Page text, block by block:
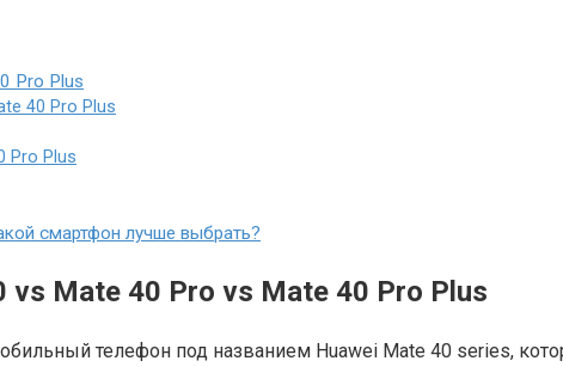
Pro Plus
40 Pro Plus
Pro Plus
смартфон лучше выбрать?
Mate 40 Pro vs Mate 40 Pro Plus
телефон под названием Huawei Mate 40 series,